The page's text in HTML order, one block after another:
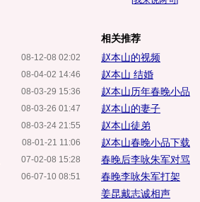
08-12-08 02:02
08-04-02 14:46
08-03-29 15:36
08-03-26 01:47
08-03-24 21:55
08-01-21 11:06
07-02-08 15:28
06-07-10 08:51
相关推荐
赵本山的视频
赵本山 结婚
赵本山历年春晚小品
赵本山的妻子
赵本山徒弟
赵本山春晚小品下载
春晚后李咏朱军对骂
春晚李咏朱军打架
姜昆戴志诚相声